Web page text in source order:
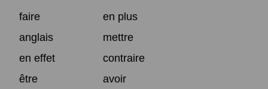
faire
en plus
anglais
mettre
en effet
contraire
être
avoir